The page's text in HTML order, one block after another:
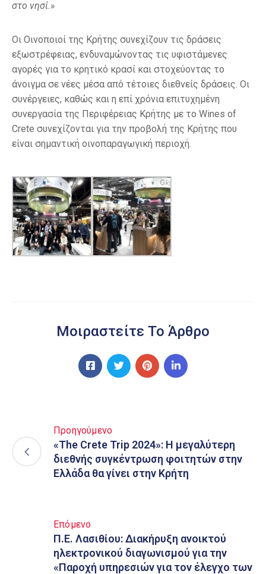
στο νησί.»
Οι Οινοποιοί της Κρήτης συνεχίζουν τις δράσεις
εξωστρέφειας, ενδυναμώνοντας τις υφιστάμενες
αγορές για το κρητικό κρασί και στοχεύοντας το
άνοιγμα σε νέες μέσα από τέτοιες διεθνείς δράσεις. Οι
συνέργειες, καθώς και η επί χρόνια επιτυχημένη
συνεργασία της Περιφέρειας Κρήτης με το Wines of
Crete συνεχίζονται για την προβολή της Κρήτης που
είναι σημαντική οινοπαραγωγική περιοχή.
Μοιραστείτε Το Άρθρο
Προηγούμενο
«The Crete Trip 2024»: Η μεγαλύτερη
διεθνής συγκέντρωση φοιτητών στην
Ελλάδα θα γίνει στην Κρήτη
Επόμενο
Π.Ε. Λασιθίου: Διακήρυξη ανοικτού
ηλεκτρονικού διαγωνισμού για την
«Παροχή υπηρεσιών για τον έλεγχο των